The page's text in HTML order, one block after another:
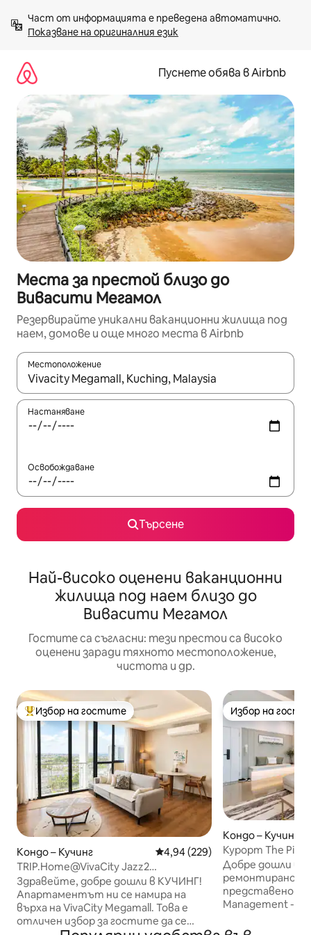
към
съдържанието
Показване на оригиналния език
Пуснете обява в Airbnb
Места за престой близо до
Вивасити Мегамол
Резервирайте уникални ваканционни жилища под
наем, домове и още много места в Airbnb
Местоположение
Когато резултатите се покажат, използвайте
Настаняване
Освобождаване
Търсене
Най-високо оценени ваканционни
жилища под наем близо до
Вивасити Мегамол
Гостите са съгласни: тези престои са високо
оценени заради тяхното местоположение,
чистота и др.
Най-популярен избор на гостите
Избор на гостите
Кондо – Кучинг Средна оценка: 4,94 от 5,
4,94 (229)
TRIP.Home@VivaCity Jazz2
Kuching#CityView 3Bdrm2BA
Здравейте, добре дошли в КУЧИНГ!
Апартаментът ни се намира на
върха на VivaCity Megamall. Това е
отличен избор за гостите да се
Избор на
Избор на
Кондо – Кучинг
Курорт The
Добре дошли в
ремонтирано
представено от
Management -
нашето